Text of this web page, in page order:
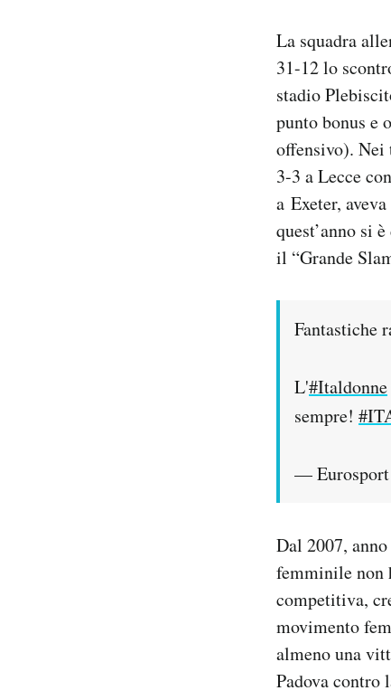
La squadra
31-12 lo
stadio
punto bonus e
offensivo). Nei
3-3 a Lecce
a Exeter,
quest’anno si
il “Grande
L'#Italdonne
sempre!
—
Dal 2007,
femminile non
competitiva,
movimento
almeno una
Padova contro